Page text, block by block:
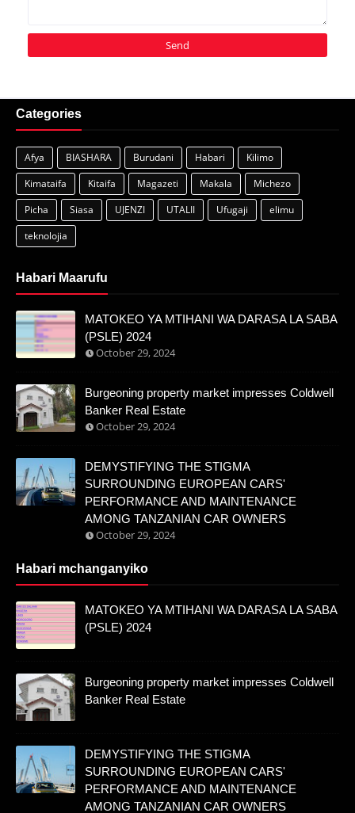
Categories
Afya BIASHARA Burudani Habari
Kilimo
Kimataifa
Kitaifa Magazeti Makala
Michezo
Picha
Siasa UJENZI UTALII Ufugaji
elimu
teknolojia
Habari Maarufu
MATOKEO YA MTIHANI WA DARASA LA SABA
(PSLE) 2024
October 29, 2024
Burgeoning property market impresses Coldwell
Banker Real Estate
October 29, 2024
DEMYSTIFYING THE STIGMA
SURROUNDING EUROPEAN CARS'
PERFORMANCE AND MAINTENANCE
AMONG TANZANIAN CAR OWNERS
October 29, 2024
Habari mchanganyiko
MATOKEO YA MTIHANI WA DARASA LA SABA
(PSLE) 2024
Burgeoning property market impresses Coldwell
Banker Real Estate
DEMYSTIFYING THE STIGMA
SURROUNDING EUROPEAN CARS'
PERFORMANCE AND MAINTENANCE
AMONG TANZANIAN CAR OWNERS